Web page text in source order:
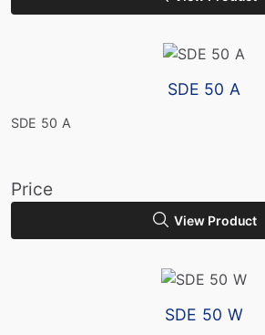
SDE 50 A
SDE 50 A
Price
View Product
SDE 50 W